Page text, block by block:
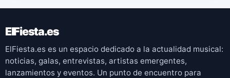
ElFiesta.es
ElFiesta.es es un espacio dedicado a la actualidad musical:
noticias, galas, entrevistas, artistas emergentes,
lanzamientos y eventos. Un punto de encuentro para